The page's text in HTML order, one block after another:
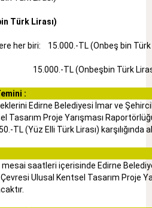
Türk Lirası)
her biri: 15.000.-TL (Onbeş bin Türk
15.000.-TL (Onbeşbin Türk
:
Edirne Belediyesi İmar ve
Tasarım Proje Yarışması
TL (Yüz Elli Türk Lirası) karşılığında
saatleri içerisinde Edirne
Ulusal Kentsel Tasarım Proje